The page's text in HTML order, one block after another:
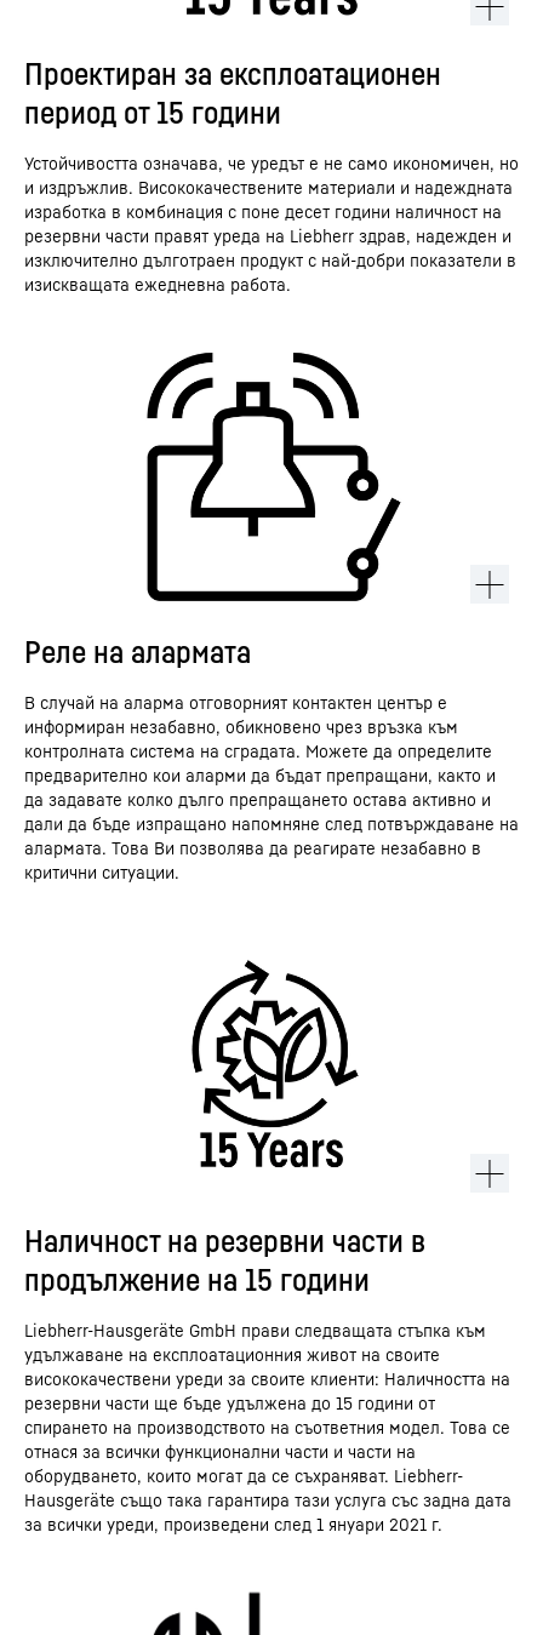
Проектиран за експлоатационен
период от 15 години
Устойчивостта означава, че уредът е не само икономичен, но
и издръжлив. Висококачествените материали и надеждната
изработка в комбинация с поне десет години наличност на
резервни части правят уреда на Liebherr здрав, надежден и
изключително дълготраен продукт с най-добри показатели в
изискващата ежедневна работа.
Реле на алармата
В случай на аларма отговорният контактен център е
информиран незабавно, обикновено чрез връзка към
контролната система на сградата. Можете да определите
предварително кои аларми да бъдат препращани, както и
да задавате колко дълго препращането остава активно и
дали да бъде изпращано напомняне след потвърждаване на
алармата. Това Ви позволява да реагирате незабавно в
критични ситуации.
Наличност на резервни части в
продължение на 15 години
Liebherr-Hausgeräte GmbH прави следващата стъпка към
удължаване на експлоатационния живот на своите
висококачествени уреди за своите клиенти: Наличността на
резервни части ще бъде удължена до 15 години от
спирането на производството на съответния модел. Това се
отнася за всички функционални части и части на
оборудването, които могат да се съхраняват. Liebherr-
Hausgeräte също така гарантира тази услуга със задна дата
за всички уреди, произведени след 1 януари 2021 г.